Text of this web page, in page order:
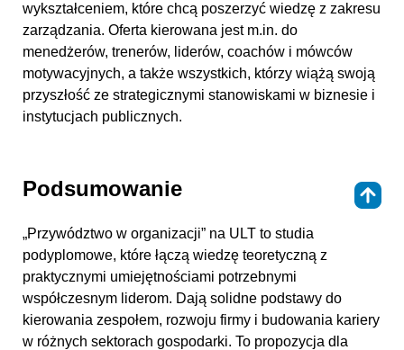
wykształceniem, które chcą poszerzyć wiedzę z zakresu
zarządzania. Oferta kierowana jest m.in. do
menedżerów, trenerów, liderów, coachów i mówców
motywacyjnych, a także wszystkich, którzy wiążą swoją
przyszłość ze strategicznymi stanowiskami w biznesie i
instytucjach publicznych.
Podsumowanie
„Przywództwo w organizacji” na ULT to studia
podyplomowe, które łączą wiedzę teoretyczną z
praktycznymi umiejętnościami potrzebnymi
współczesnym liderom. Dają solidne podstawy do
kierowania zespołem, rozwoju firmy i budowania kariery
w różnych sektorach gospodarki. To propozycja dla